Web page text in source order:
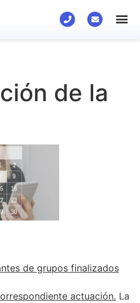
de la
de grupos finalizados
actuación. La